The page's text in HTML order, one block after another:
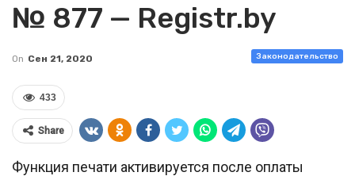
№ 877 — Registr.by
Законодательство
On Сен 21, 2020
433
Share
Функция печати активируется после оплаты